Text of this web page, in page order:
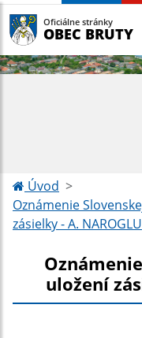
Oficiálne stránky
OBEC BRUTY
Úvod
Oznámenie
zásielky - A. NAROGLU
uložení